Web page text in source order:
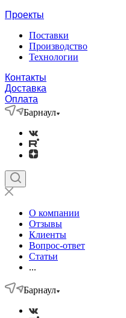
Проекты
Поставки
Производство
Технологии
Контакты
Доставка
Оплата
Барнаул
О компании
Отзывы
Клиенты
Вопрос-ответ
Статьи
...
Барнаул